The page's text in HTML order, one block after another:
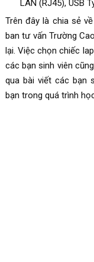
LAN (RJ45), USB
Trên đây là chia sẻ
ban tư vấn Trường
lại. Việc chọn chiếc
các bạn sinh viên
qua bài viết các bạn
bạn trong quá trình